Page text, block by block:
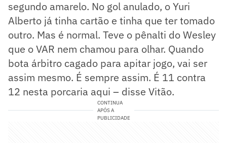
segundo amarelo. No gol anulado, o Yuri
Alberto já tinha cartão e tinha que ter tomado
outro. Mas é normal. Teve o pênalti do Wesley
que o VAR nem chamou para olhar. Quando
bota árbitro cagado para apitar jogo, vai ser
assim mesmo. É sempre assim. É 11 contra
12 nesta porcaria aqui – disse Vitão.
CONTINUA
APÓS A
PUBLICIDADE